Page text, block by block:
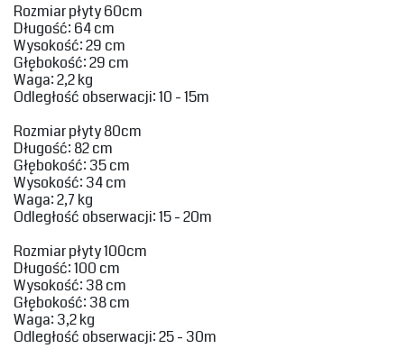
Rozmiar płyty 60cm‎
‎Długość: 64 cm
Wysokość‎‎: 29 cm
Głębokość: 29 cm
Waga‎: 2,2 kg
‎Odległość obserwacji‎: 10 - 15m‎
‎Rozmiar płyty 80cm‎
‎Długość: 82 cm
Głębokość: 35 cm
Wysokość‎‎: 34 cm
Waga‎‎: 2,7 kg
‎Odległość obserwacji‎: 15 - 20m‎
‎Rozmiar płyty 100cm‎
‎Długość: 100 cm
Wysokość‎: 38 cm
Głębokość‎‎: 38 cm
Waga‎: 3,2 kg‎
‎Odległość obserwacji: 25 - 30m‎